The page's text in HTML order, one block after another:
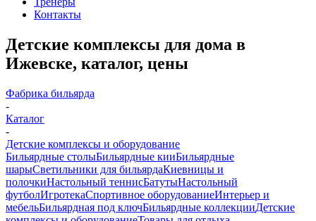
Контакты
Детские комплексы для дома в
Ижевске, каталог, цены
Фабрика бильярда
-
Каталог
-
Детские комплексы и оборудование
Бильярдные столыБильярдные кииБильярдные
шарыСветильники для бильярдаКиевницы и
полочкиНастольный теннисБатутыНастольный
футболИгротекаСпортивное оборудованиеИнтерьер и
мебельБильярдная под ключБильярдные коллекцииДетские